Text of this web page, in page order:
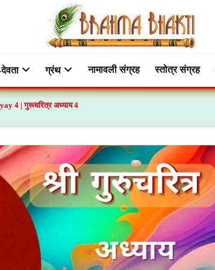
ग्रंथ नामावली संग्रह स्तोत्र संग्रह
4 | गुरूचरित्र अध्याय 4